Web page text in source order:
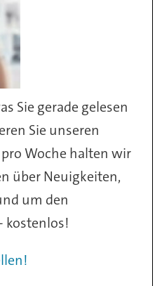
Sie gerade gelesen
Sie unseren
Woche halten wir
über Neuigkeiten,
um den
kostenlos!